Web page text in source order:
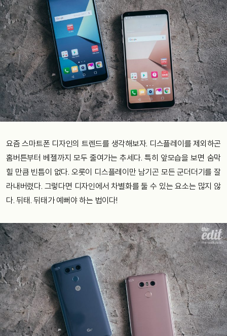
요즘 스마트폰 디자인의 트렌드를 생각해보자. 디스플레이를 제외하곤
홈버튼부터 베젤까지 모두 줄여가는 추세다. 특히 앞모습을 보면 숨막
힐 만큼 빈틈이 없다. 오롯이 디스플레이만 남기곤 모든 군더더기를 잘
라내버렸다. 그렇다면 디자인에서 차별화를 둘 수 있는 요소는 많지 않
다. 뒤태. 뒤태가 예뻐야 하는 법이다!